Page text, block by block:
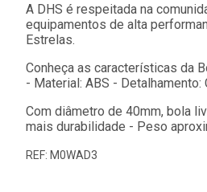
A DHS é respeitada na
equipamentos de alta
Estrelas.
Conheça as características da
- Material: ABS -
Com diâmetro de 40mm, bola
mais durabilidade - Peso
REF: M0WAD3